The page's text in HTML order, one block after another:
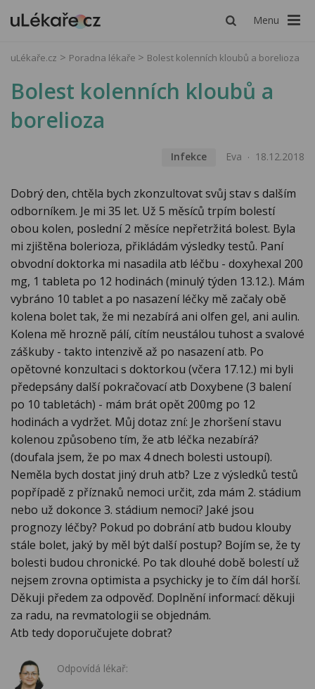
Menu
uLékaře.cz Poradna lékaře Bolest kolenních kloubů a borelioza
Bolest kolenních kloubů a
borelioza
Infekce Eva 18.12.2018
Dobrý den, chtěla bych zkonzultovat svůj stav s dalším
odborníkem. Je mi 35 let. Už 5 měsíců trpím bolestí
obou kolen, poslední 2 měsíce nepřetržitá bolest. Byla
mi zjištěna bolerioza, přikládám výsledky testů. Paní
obvodní doktorka mi nasadila atb léčbu - doxyhexal 200
mg, 1 tableta po 12 hodinách (minulý týden 13.12.). Mám
vybráno 10 tablet a po nasazení léčky mě začaly obě
kolena bolet tak, že mi nezabírá ani olfen gel, ani aulin.
Kolena mě hrozně pálí, cítím neustálou tuhost a svalové
záškuby - takto intenzivě až po nasazení atb. Po
opětovné konzultaci s doktorkou (včera 17.12.) mi byli
předepsány další pokračovací atb Doxybene (3 balení
po 10 tabletách) - mám brát opět 200mg po 12
hodinách a vydržet. Můj dotaz zní: Je zhoršení stavu
kolenou způsobeno tím, že atb léčka nezabírá?
(doufala jsem, že po max 4 dnech bolesti ustoupí).
Neměla bych dostat jiný druh atb? Lze z výsledků testů
popřípadě z příznaků nemoci určit, zda mám 2. stádium
nebo už dokonce 3. stádium nemoci? Jaké jsou
prognozy léčby? Pokud po dobrání atb budou klouby
stále bolet, jaký by měl být další postup? Bojím se, že ty
bolesti budou chronické. Po tak dlouhé době bolestí už
nejsem zrovna optimista a psychicky je to čím dál horší.
Děkuji předem za odpověď. Doplnění informací: děkuji
za radu, na revmatologii se objednám.
Atb tedy doporučujete dobrat?
Odpovídá lékař: